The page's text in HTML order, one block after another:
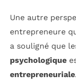
Une autre
entrepreneure
a souligné que
psychologique
entrepreneuriale